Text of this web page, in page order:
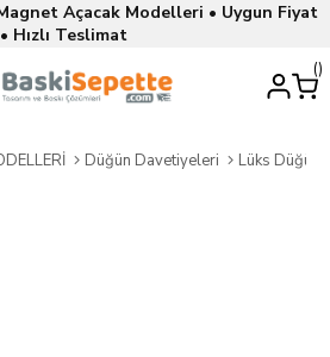
Açacak Modelleri • Uygun Fiyat
• Hızlı Teslimat
Düğün Davetiyeleri Lüks Düğün